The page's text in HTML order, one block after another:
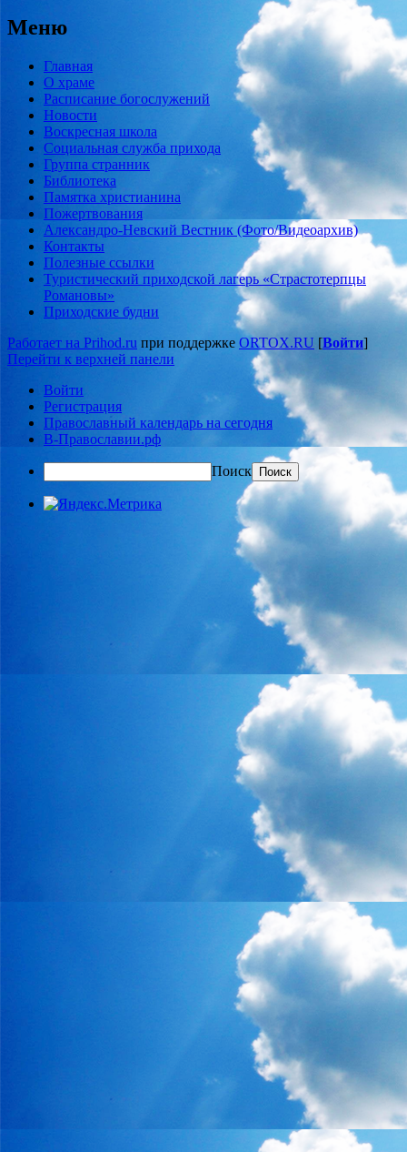
Меню
Главная
О храме
Расписание богослужений
Новости
Воскресная школа
Социальная служба прихода
Группа странник
Библиотека
Памятка христианина
Пожертвования
Александро-Невский Вестник (Фото/Видеоархив)
Контакты
Полезные ссылки
Туристический приходской лагерь «Страстотерпцы
Романовы»
Приходские будни
Работает на Prihod.ru при поддержке ORTOX.RU [Войти]
Перейти к верхней панели
Войти
Регистрация
Православный календарь на сегодня
В-Православии.рф
Поиск